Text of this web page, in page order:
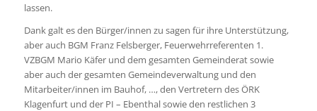
lassen.
Dank galt es den Bürger/innen zu sagen für ihre Unterstützung,
aber auch BGM Franz Felsberger, Feuerwehrreferenten 1.
VZBGM Mario Käfer und dem gesamten Gemeinderat sowie
aber auch der gesamten Gemeindeverwaltung und den
Mitarbeiter/innen im Bauhof, …, den Vertretern des ÖRK
Klagenfurt und der PI – Ebenthal sowie den restlichen 3